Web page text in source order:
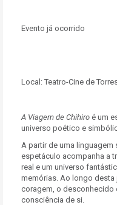
Evento já ocorrido
Local: Teatro-Cine de
A Viagem de Chihiro é um
universo poético e
A partir de uma linguagem
espetáculo acompanha a
real e um universo
memórias. Ao longo
coragem, o desconhecido
consciência de si.